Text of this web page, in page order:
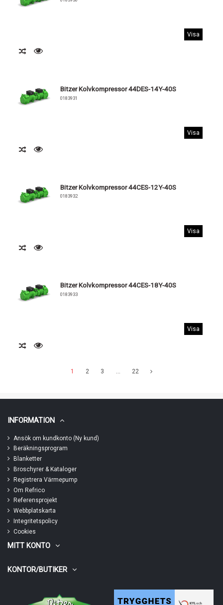
Visa
Bitzer Kolvkompressor 44DES-14Y-40S
0183931
Visa
Bitzer Kolvkompressor 44CES-12Y-40S
0183932
Visa
Bitzer Kolvkompressor 44CES-18Y-40S
0183933
Visa
1 2 3 22
INFORMATION
Ansök om kundkonto (Ny kund)
Beräkningsprogram
Blanketter
Broschyrer & Kataloger
Registrera Värmepump
Om Refrico
Referensprojekt
Webbplatskarta
Integritetspolicy
Cookies
MITT KONTO
KONTOR/BUTIKER